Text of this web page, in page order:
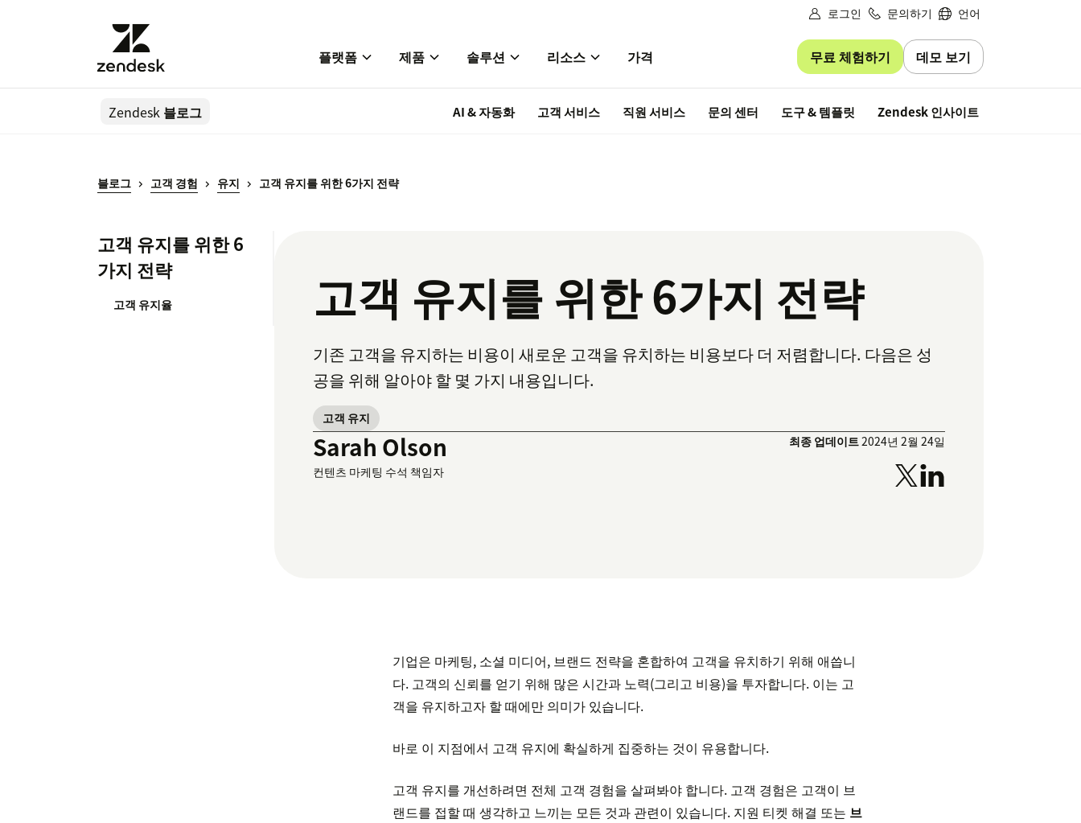
로그인 문의하기 언어
플랫폼 제품 솔루션 리소스 가격 무료 체험하기 데모 보기
Zendesk 블로그 AI & 자동화 고객 서비스 직원 서비스 문의 센터 도구 & 템플릿 Zendesk 인사이트
블로그 고객 경험 유지 고객 유지를 위한 6가지 전략
고객 유지를 위한 6
가지 전략
고객 유지율 고객 유지를 위한 6가지 전략
기존 고객을 유지하는 비용이 새로운 고객을 유치하는 비용보다 더 저렴합니다. 다음은 성
공을 위해 알아야 할 몇 가지 내용입니다.
고객 유지
Sarah Olson
컨텐츠 마케팅 수석 책임자
최종 업데이트2024년 2월 24일
기업은 마케팅, 소셜 미디어, 브랜드 전략을 혼합하여 고객을 유치하기 위해 애씁니
다. 고객의 신뢰를 얻기 위해 많은 시간과 노력(그리고 비용)을 투자합니다. 이는 고
객을 유지하고자 할 때에만 의미가 있습니다.
바로 이 지점에서 고객 유지에 확실하게 집중하는 것이 유용합니다.
고객 유지를 개선하려면 전체 고객 경험을 살펴봐야 합니다. 고객 경험은 고객이 브
랜드를 접할 때 생각하고 느끼는 모든 것과 관련이 있습니다. 지원 티켓 해결 또는 브